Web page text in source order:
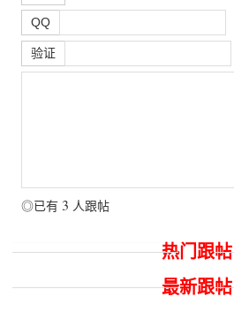
QQ
验证
◎已有 3 人跟帖
热门跟帖
最新跟帖